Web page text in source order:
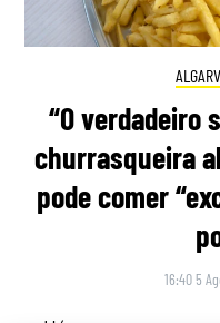
“O verdadeiro
churrasqueira
pode comer
16:40 5